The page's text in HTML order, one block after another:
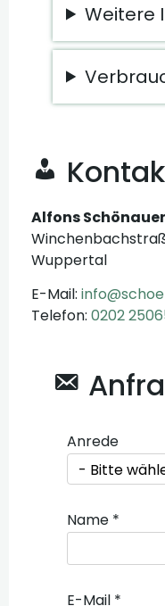
Weitere
Alfons
Wuppertal
E-Mail:
Telefon: 0202
Anrede
- Bitte
Name *
E-Mail *